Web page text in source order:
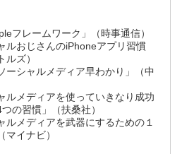
フレームワーク」（時事通信）
ルおじさんのiPhoneアプリ習慣
ルズ）
ーシャルメディア早わかり」（中
ルメディアを使っていきなり成功
の習慣」（扶桑社）
ルメディアを武器にするための１
マイナビ）